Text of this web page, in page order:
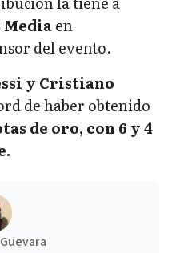
en
del evento.
y Cristiano
de haber obtenido
de oro, con 6 y 4